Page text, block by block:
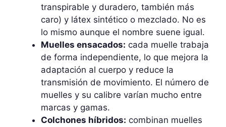
transpirable y duradero, también más
caro) y látex sintético o mezclado. No es
lo mismo aunque el nombre suene igual.
Muelles ensacados: cada muelle trabaja
de forma independiente, lo que mejora la
adaptación al cuerpo y reduce la
transmisión de movimiento. El número de
muelles y su calibre varían mucho entre
marcas y gamas.
Colchones híbridos: combinan muelles